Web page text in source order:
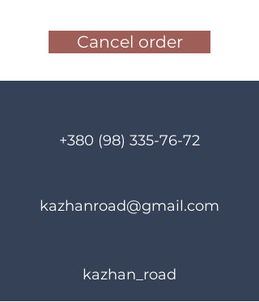
Cancel order
+380 (98) 335-76-72
kazhanroad@gmail.com
kazhan_road